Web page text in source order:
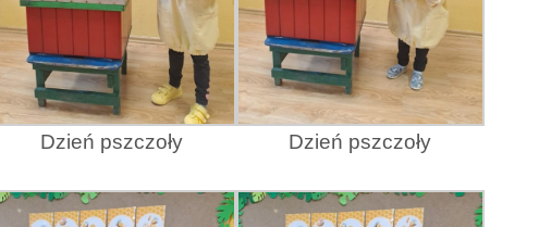
Dzień pszczoły Dzień pszczoły